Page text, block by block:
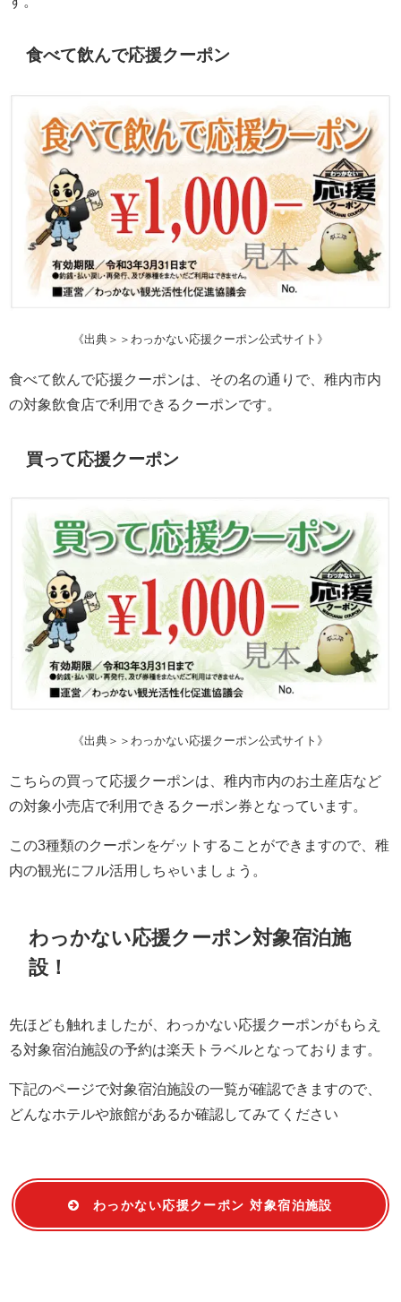
食べて飲んで応援クーポン
《出典＞＞わっかない応援クーポン公式サイト》
食べて飲んで応援クーポンは、その名の通りで、稚内市内
の対象飲食店で利用できるクーポンです。
買って応援クーポン
《出典＞＞わっかない応援クーポン公式サイト》
こちらの買って応援クーポンは、稚内市内のお土産店など
の対象小売店で利用できるクーポン券となっています。
この3種類のクーポンをゲットすることができますので、稚
内の観光にフル活用しちゃいましょう。
わっかない応援クーポン対象宿泊施
設！
先ほども触れましたが、わっかない応援クーポンがもらえ
る対象宿泊施設の予約は楽天トラベルとなっております。
下記のページで対象宿泊施設の一覧が確認できますので、
どんなホテルや旅館があるか確認してみてください
わっかない応援クーポン 対象宿泊施設